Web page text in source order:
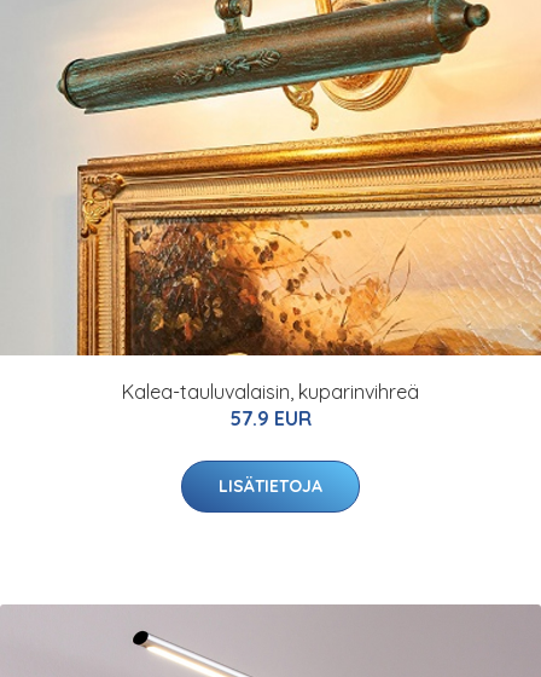
Kalea-tauluvalaisin, kuparinvihreä
57.9 EUR
LISÄTIETOJA